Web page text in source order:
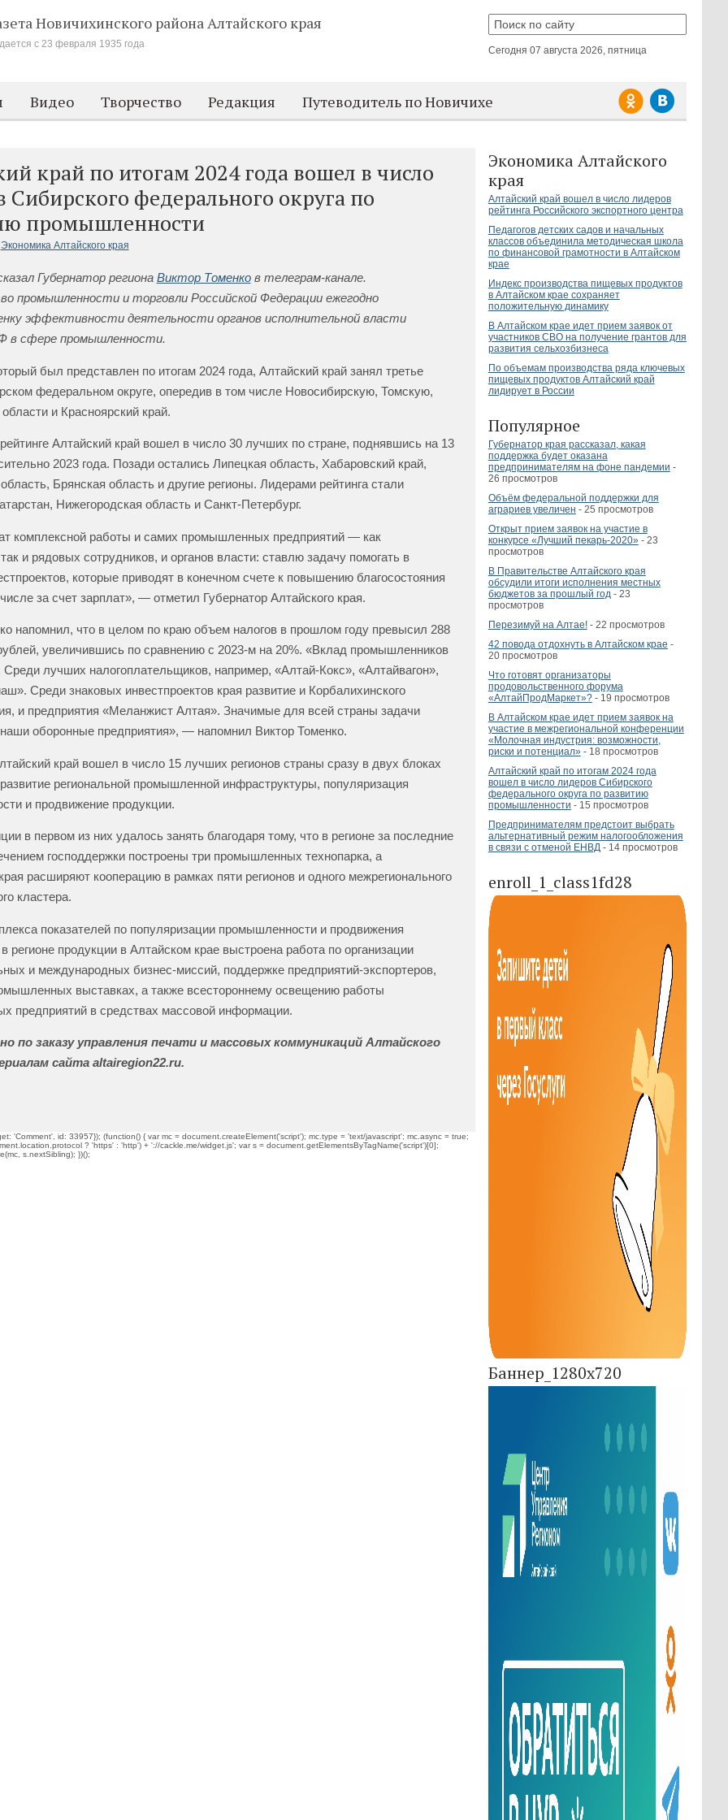
Новичихинского районаАлтайского края
с 23 февраля 1935 года
Сегодня 07 августа 2026, пятница
Видео Творчество Редакция Путеводитель по Новичихе
Экономика Алтайского
края
Алтайский край вошел в число лидеров
рейтинга Российского экспортного центра
Педагогов детских садов и начальных
классов объединила методическая школа
по финансовой грамотности в Алтайском
крае
Индекс производства пищевых продуктов
в Алтайском крае сохраняет
положительную динамику
В Алтайском крае идет прием заявок от
участников СВО на получение грантов для
развития сельхозбизнеса
По объемам производства ряда ключевых
пищевых продуктов Алтайский край
лидирует в России
Популярное
Губернатор края рассказал, какая
поддержка будет оказана
предпринимателям на фоне пандемии -
26 просмотров
Объём федеральной поддержки для
аграриев увеличен - 25 просмотров
Открыт прием заявок на участие в
конкурсе «Лучший пекарь-2020»- 23
просмотров
В Правительстве Алтайского края
обсудили итоги исполнения местных
бюджетов за прошлый год- 23
просмотров
Перезимуй на Алтае!- 22 просмотров
42 повода отдохнуть в Алтайском крае -
20 просмотров
Что готовят организаторы
продовольственного форума
«АлтайПродМаркет»?- 19 просмотров
В Алтайском крае идет прием заявок на
участие в межрегиональной конференции
«Молочная индустрия: возможности,
риски и потенциал»- 18 просмотров
Алтайский край по итогам 2024 года
вошел в число лидеров Сибирского
федерального округа по развитию
промышленности - 15 просмотров
Предпринимателям предстоит выбрать
альтернативный режим налогообложения
в связи с отменой ЕНВД- 14 просмотров
enroll_1_class1fd28
Баннер_1280x720
край по итогам 2024 года вошел в число
Сибирского федерального округа по
промышленности
Экономика Алтайского края
Губернатор региона Виктор Томенков телеграм-канале.
промышленности и торговли Российской Федерации ежегодно
эффективности деятельности органов исполнительной власти
в сфере промышленности.
был представлен по итогам 2024 года, Алтайский край занял третье
федеральном округе, опередив в том числе Новосибирскую, Томскую,
и Красноярский край.
Алтайский край вошел в число 30 лучших по стране, поднявшись на 13
2023 года. Позади остались Липецкая область, Хабаровский край,
Брянская область и другие регионы. Лидерами рейтинга стали
Нижегородская область и Санкт-Петербург.
комплексной работы и самих промышленных предприятий — как
и рядовых сотрудников, и органов власти: ставлю задачу помогать в
которые приводят в конечном счете к повышению благосостояния
за счет зарплат», — отметил Губернатор Алтайского края.
напомнил, что в целом по краю объем налогов в прошлом году превысил 288
увеличившись по сравнению с 2023-м на 20%. «Вклад промышленников
Среди лучших налогоплательщиков, например, «Алтай-Кокс», «Алтайвагон»,
Среди знаковых инвестпроектов края развитие и Корбалихинского
и предприятия «Меланжист Алтая». Значимые для всей страны задачи
оборонные предприятия», — напомнил Виктор Томенко.
край вошел в число 15 лучших регионов страны сразу в двух блоках
региональной промышленной инфраструктуры, популяризация
и продвижение продукции.
в первом из них удалось занять благодаря тому, что в регионе за последние
господдержки построены три промышленных технопарка, а
расширяют кооперацию в рамках пяти регионов и одного межрегионального
кластера.
показателей по популяризации промышленности и продвижения
регионе продукции в Алтайском крае выстроена работа по организации
и международных бизнес-миссий, поддержке предприятий-экспортеров,
выставках, а также всестороннему освещению работы
предприятий в средствах массовой информации.
по заказу управления печати и массовых коммуникаций Алтайского
сайта altairegion22.ru.
'Comment', id: 33957}); (function() { var mc = document.createElement('script'); mc.type = 'text/javascript'; mc.async = true;
? 'https' : 'http') + '://cackle.me/widget.js'; var s = document.getElementsByTagName('script')[0];
s.nextSibling); })();